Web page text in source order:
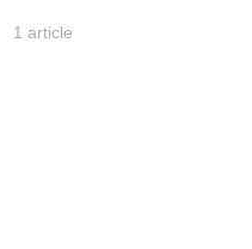
1 article